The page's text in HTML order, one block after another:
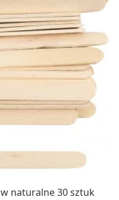
naturalne 30 sztuk